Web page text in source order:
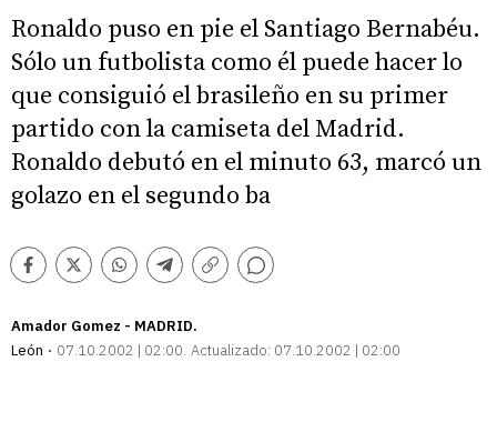
Ronaldo puso en pie el Santiago Bernabéu.
Sólo un futbolista como él puede hacer lo
que consiguió el brasileño en su primer
partido con la camiseta del Madrid.
Ronaldo debutó en el minuto 63, marcó un
golazo en el segundo ba
Facebook
TwitterWhatsappTelegram
Copiar
Comentarios
Amador Gomez - MADRID.
León
07.10.2002 | 02:00 Actualizado: 07.10.2002 | 02:00